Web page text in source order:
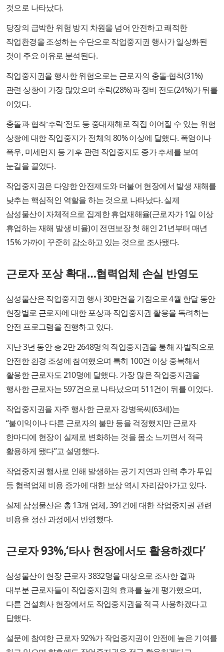
것으로 나타났다.
당장의 급박한 위험 방지 차원을 넘어 안전하고 쾌적한
작업환경을 조성하는 수단으로 작업중지권 행사가 일상화된
것이 주요 이유로 분석된다.
작업중지권을 행사한 위험으로는 근로자의 충돌∙협착(31%)
관련 상황이 가장 많았으며 추락(28%)과 장비 전도(24%)가 뒤를
이었다.
충돌과 협착·추락·전도 등 중대재해로 직접 이어질 수 있는 위험
상황에 대한 작업중지가 전체의 80% 이상에 달했다. 폭염이나
폭우, 미세먼지 등 기후 관련 작업중지도 증가 추세를 보여
눈길을 끌었다.
작업중지권은 다양한 안전제도와 더불어 현장에서 발생 재해를
낮추는 핵심적인 역할을 하는 것으로 나타났다. 실제
삼성물산이 자체적으로 집계한 휴업재해율(근로자가 1일 이상
휴업하는 재해 발생 비율)이 전면보장 첫 해인 21년부터 매년
15% 가까이 꾸준히 감소하고 있는 것으로 조사됐다.
근로자 포상 확대…협력업체 손실 반영도
삼성물산은 작업중지권 행사 30만건을 기점으로 4월 한달 동안
현장별로 근로자에 대한 포상과 작업중지권 활용을 독려하는
안전 프로그램을 진행하고 있다.
지난 3년 동안 총 2만 2648명의 작업중지권을 통해 자발적으로
안전한 환경 조성에 참여했으며 특히 100건 이상 중복해서
활용한 근로자도 210명에 달했다. 가장 많은 작업중지권을
행사한 근로자는 597건으로 나타났으며 511건이 뒤를 이었다.
작업중지권을 자주 행사한 근로자 강병욱씨(63세)는
“불이익이나 다른 근로자의 불만 등을 걱정했지만 근로자
한마디에 현장이 실제로 변화하는 것을 몸소 느끼면서 적극
활용하게 됐다”고 설명했다.
작업중지권 행사로 인해 발생하는 공기 지연과 인력 추가 투입
등 협력업체 비용 증가에 대한 보상 역시 자리잡아가고 있다.
실제 삼성물산은 총 13개 업체, 391건에 대한 작업중지권 관련
비용을 정산 과정에서 반영했다.
근로자 93%,‘타사 현장에서도 활용하겠다’
삼성물산이 현장 근로자 3832명을 대상으로 조사한 결과
대부분 근로자들이 작업중지권의 효과를 높게 평가했으며,
다른 건설회사 현장에서도 작업중지권을 적극 사용하겠다고
답했다.
설문에 참여한 근로자 92%가 작업중지권이 안전에 높은 기여를